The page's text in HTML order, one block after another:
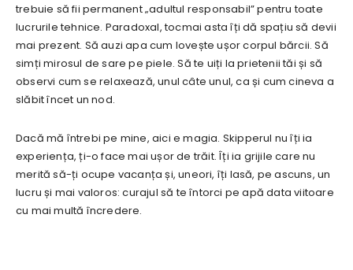
trebuie să fii permanent „adultul responsabil” pentru toate
lucrurile tehnice. Paradoxal, tocmai asta îți dă spațiu să devii
mai prezent. Să auzi apa cum lovește ușor corpul bărcii. Să
simți mirosul de sare pe piele. Să te uiți la prietenii tăi și să
observi cum se relaxează, unul câte unul, ca și cum cineva a
slăbit încet un nod.
Dacă mă întrebi pe mine, aici e magia. Skipperul nu îți ia
experiența, ți-o face mai ușor de trăit. Îți ia grijile care nu
merită să-ți ocupe vacanța și, uneori, îți lasă, pe ascuns, un
lucru și mai valoros: curajul să te întorci pe apă data viitoare
cu mai multă încredere.